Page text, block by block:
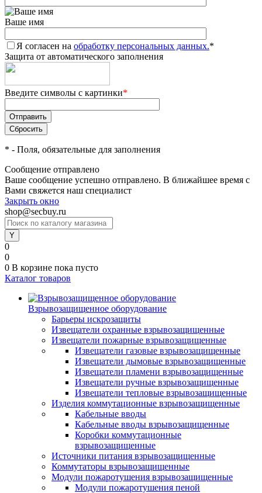
Ваше имя
Я согласен на обработку персональных данных.*
Защита от автоматического заполнения
Введите символы с картинки*
* - Поля, обязательные для заполнения
Сообщение отправлено
Ваше сообщение успешно отправлено. В ближайшее время с
Вами свяжется наш специалист
Закрыть окно
shop@secbuy.ru
0
0
0 В корзине пока пусто
Каталог товаров
Взрывозащищенное оборудование
Барьеры искрозащиты
Извещатели охранные взрывозащищенные
Извещатели пожарные взрывозащищенные
Извещатели газовые взрывозащищенные
Извещатели дымовые взрывозащищенные
Извещатели пламени взрывозащищенные
Извещатели ручные взрывозащищенные
Извещатели тепловые взрывозащищенные
Изделия коммутационные взрывозащищенные
Кабельные вводы
Кабельные вводы взрывозащищенные
Коробки коммутационные
взрывозащищенные
Источники питания взрывозащищенные
Коммутаторы взрывозащищенные
Модули пожаротушения взрывозащищенные
Модули пожаротушения пеной